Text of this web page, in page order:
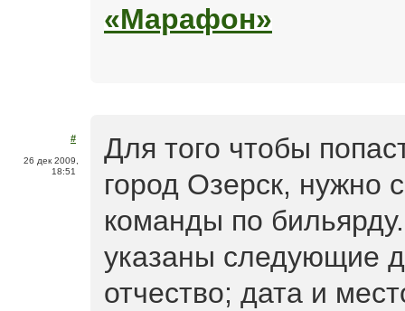
«Марафон»
#
26 дек 2009,
18:51
Для того чтобы
город Озерск, нужно
команды по
указаны следующие
отчество; дата и